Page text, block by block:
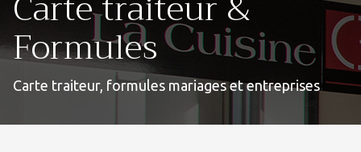
Formules
Carte traiteur, formules mariages et entreprises